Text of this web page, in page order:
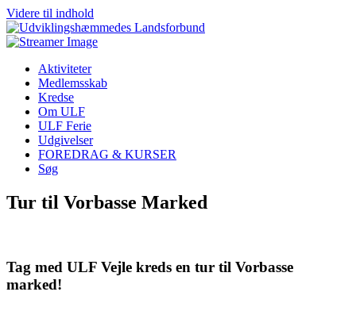
Videre til indhold
Aktiviteter
Medlemsskab
Kredse
Om ULF
ULF Ferie
Udgivelser
FOREDRAG & KURSER
Søg
Tur til Vorbasse Marked
Tag med ULF Vejle kreds en tur til Vorbasse
marked!